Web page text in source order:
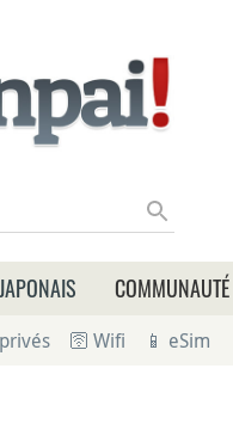
COMMUNAUTÉ
🛜 Wifi 📱 eSim